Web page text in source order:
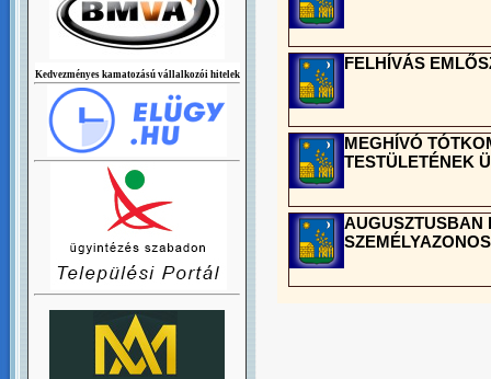
FELHÍVÁS
MEGHÍVÓ
TESTÜLETÉNEK
AUGUSZTUSBAN
Kedvezményes kamatozású vállalkozói hitelek